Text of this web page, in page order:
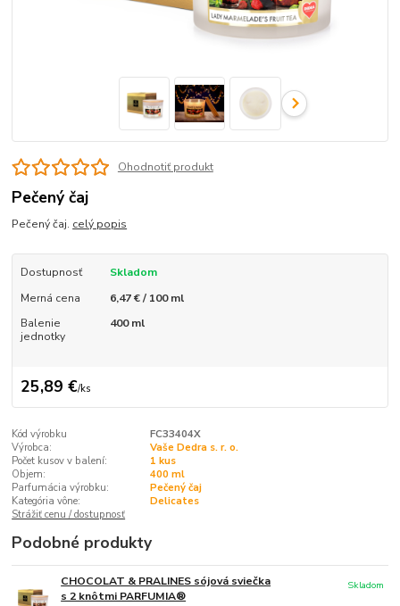
Ohodnotiť produkt
Pečený čaj
Pečený čaj. celý popis
Dostupnosť
Skladom
Merná cena
6,47 € / 100 ml
Balenie
jednotky
400 ml
25,89 €/ks
Kód výrobku
FC33404X
Výrobca:
Vaše Dedra s. r. o.
Počet kusov v balení:
1 kus
Objem:
400 ml
Parfumácia výrobku:
Pečený čaj
Kategória vône:
Delicates
Strážiť cenu / dostupnosť
Podobné produkty
CHOCOLAT & PRALINES sójová sviečka
s 2 knôtmi PARFUMIA®
Skladom